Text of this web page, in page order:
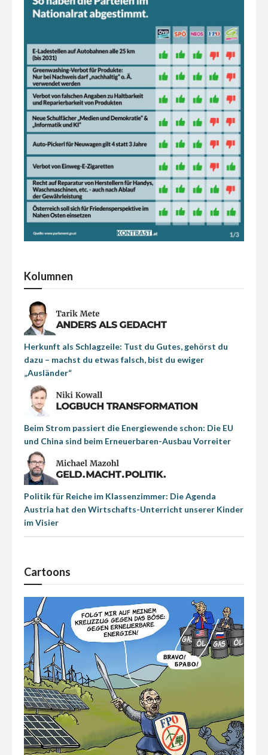
Kolumnen
Herkunft als Schlagzeile: Tust du Gutes, gehörst du
dazu – machst du etwas falsch, bist du ewiger
„Ausländer“
Beim Strom passiert die Energiewende schon: Die EU
und China sind beim Erneuerbaren-Ausbau Vorreiter
Politik für Reiche im Klassenzimmer: Die Agenda
Austria hat den Wirtschafts-Unterricht unserer Kinder
im Visier
Cartoons